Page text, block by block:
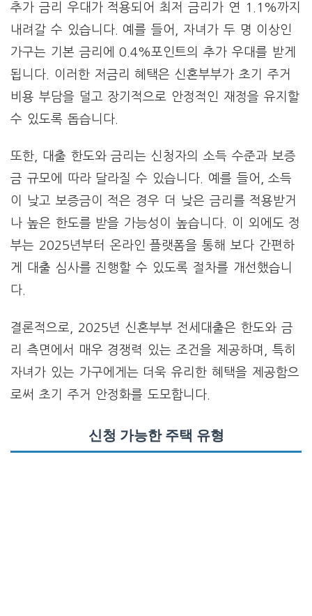
추가 금리 우대가 적용되어 최저 금리가 연 1.1%까지
내려갈 수 있습니다. 예를 들어, 자녀가 두 명 이상인
가구는 기본 금리에 0.4%포인트의 추가 우대를 받게
됩니다. 이러한 저금리 혜택은 신혼부부가 초기 주거
비용 부담을 덜고 장기적으로 안정적인 재정을 유지할
수 있도록 돕습니다.
또한, 대출 한도와 금리는 신청자의 소득 수준과 보증
금 규모에 따라 달라질 수 있습니다. 예를 들어, 소득
이 낮고 보증금이 적은 경우 더 낮은 금리를 적용받거
나 높은 한도를 받을 가능성이 높습니다. 이 외에도 정
부는 2025년부터 온라인 플랫폼을 통해 보다 간편하
게 대출 심사를 진행할 수 있도록 절차를 개선했습니
다.
결론적으로, 2025년 신혼부부 전세대출은 한도와 금
리 측면에서 매우 경쟁력 있는 조건을 제공하며, 특히
자녀가 있는 가구에게는 더욱 유리한 혜택을 제공함으
로써 초기 주거 안정화를 도모합니다.
신청 가능한 주택 유형